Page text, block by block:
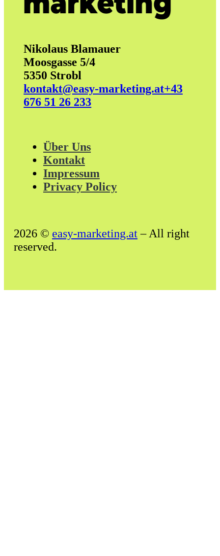
Nikolaus Blamauer
Moosgasse 5/4
5350 Strobl
kontakt@easy-marketing.at+43
676 51 26 233
Über Uns
Kontakt
Impressum
Privacy Policy
2026 © easy-marketing.at– All right
reserved.